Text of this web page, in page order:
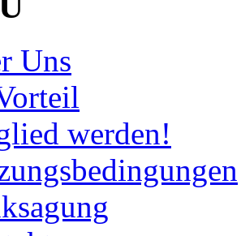
Uns
werden!